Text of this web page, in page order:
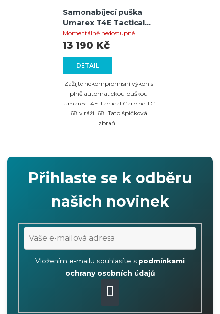
Samonabíjecí puška
Umarex T4E Tactical
Carbine TC 68< 16 J,
cal. 0.68, CO₂/HPA,
Momentálně nedostupné
DETAIL
13 190 Kč
Zažijte nekompromisní výkon s
plně automatickou puškou
Umarex T4E Tactical Carbine TC
68 v ráži .68. Tato špičková
zbraň...
Přihlaste se k odběru
našich novinek
Vložením e-mailu souhlasíte s podmínkami
ochrany osobních údajů
PŘIHLÁSIT